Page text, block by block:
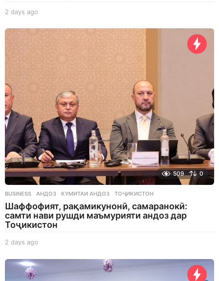
2 days ago
a
509 0
BUSINESS АНДОЗ ,КУМИТАИ АНДОЗ ,ТОҶИКИСТОН
Шаффофият, рақамикунонӣ, самаранокӣ:
самти нави рушди маъмурияти андоз дар
Тоҷикистон
2 days ago
a